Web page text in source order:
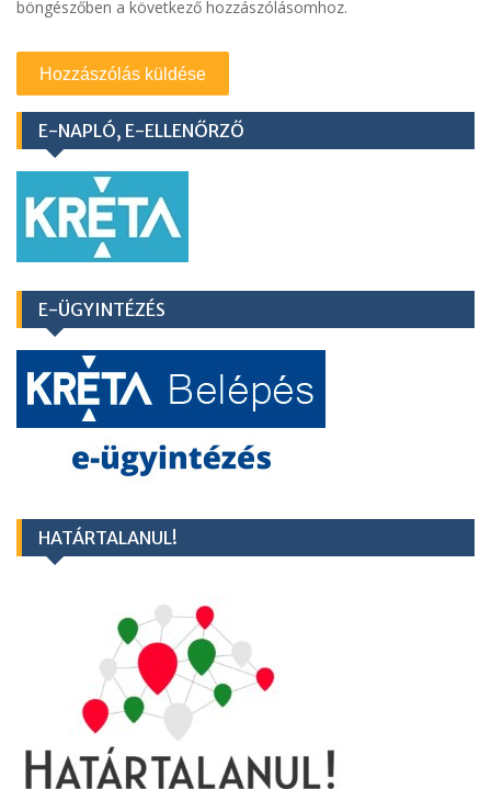
böngészőben a következő hozzászólásomhoz.
E-NAPLÓ, E-ELLENŐRZŐ
E-ÜGYINTÉZÉS
HATÁRTALANUL!